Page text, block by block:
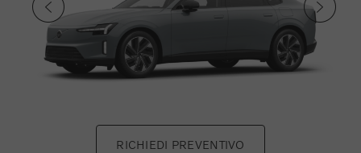
RICHIEDI PREVENTIVO